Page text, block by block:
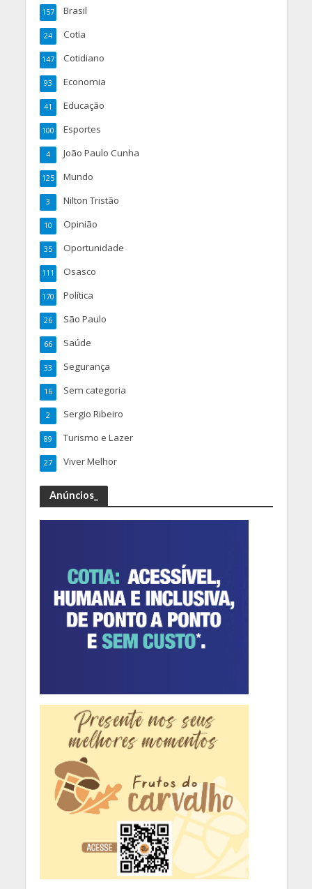
Brasil
157
Cotia
24
Cotidiano
147
Economia
93
Educação
41
Esportes
100
João Paulo Cunha
4
Mundo
125
Nilton Tristão
3
Opinião
10
Oportunidade
35
Osasco
111
Política
170
São Paulo
26
Saúde
66
Segurança
33
Sem categoria
16
Sergio Ribeiro
2
Turismo e Lazer
89
Viver Melhor
27
Anúncios_